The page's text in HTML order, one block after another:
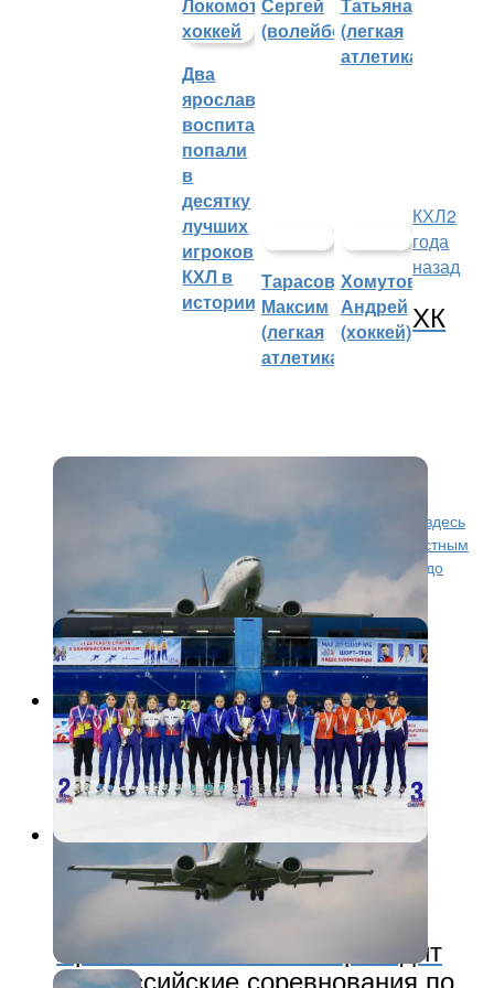
Два
ярославских
воспитанника
попали
в
десятку
лучших
игроков
КХЛ в
истории
(волейбол)(легкая
атлетика)
Тарасов
Максим
(легкая
атлетика)
Хомутов
Андрей
(хоккей)
КХЛ2
года
назад
ХК
«Локомотив» прибыл в Омск
Ярославский «Локомотив» прибыл в Омск. Завтра здесь
состоится первый поединок серии плей-офф с местным
«Авангардом». «Железнодорожники» добирались до
Омска на самолете из ярославского аэропорта.
Другие виды 2 года назад
Ярославская область проводит
Всероссийские соревнования по